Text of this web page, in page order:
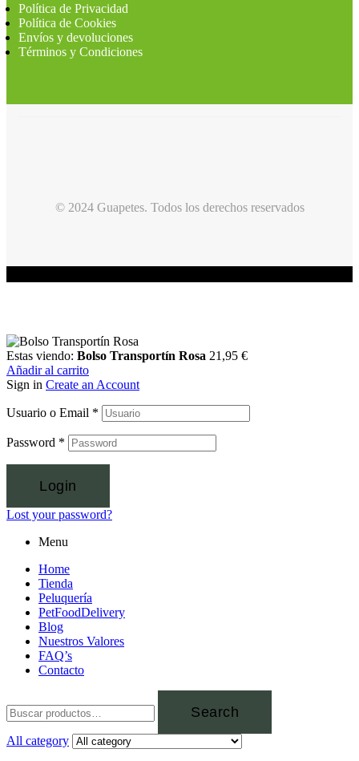
Política de Privacidad
Política de Cookies
Envíos y devoluciones
Términos y Condiciones
© 2024 Guapetes. Todos los derechos reservados
Estas viendo: Bolso Transportín Rosa 21,95 €
Añadir al carrito
Sign in Create an Account
Usuario o Email *
Password *
Login
Lost your password?
Menu
Home
Tienda
Peluquería
PetFoodDelivery
Blog
Nuestros Valores
FAQ’s
Contacto
Search
All category